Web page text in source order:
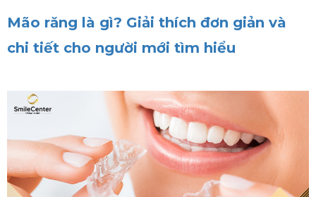
Mão răng là gì? Giải thích đơn giản và
chi tiết cho người mới tìm hiểu